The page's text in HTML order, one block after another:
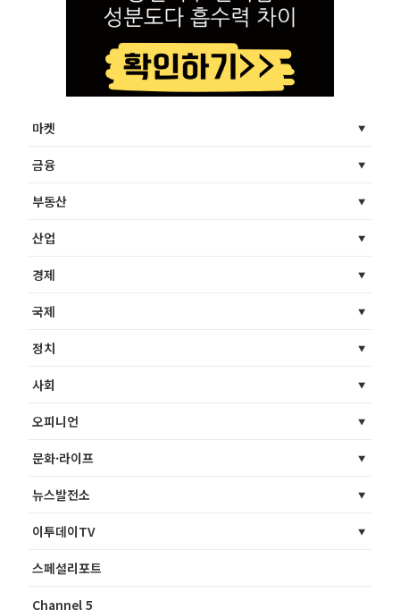
마켓
금융
부동산
산업
경제
국제
정치
사회
오피니언
문화·라이프
뉴스발전소
이투데이TV
스페셜리포트
Channel 5